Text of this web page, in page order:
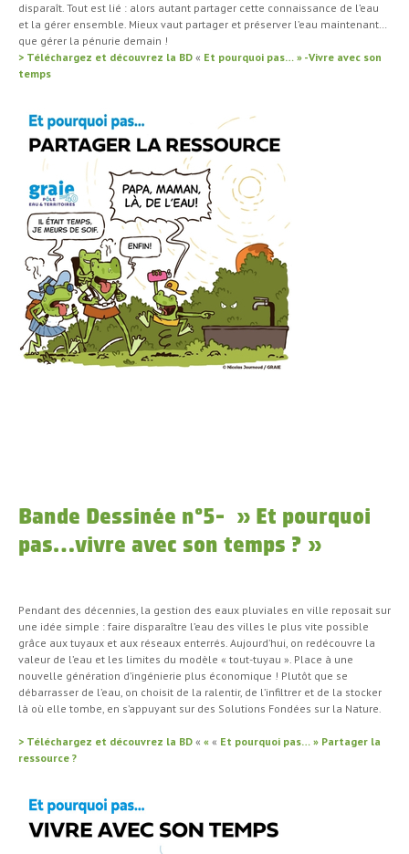
disparaît. Tout est lié : alors autant partager cette connaissance de l’eau
et la gérer ensemble. Mieux vaut partager et préserver l’eau maintenant…
que gérer la pénurie demain !
> Téléchargez et découvrez la BD « Et pourquoi pas… » -Vivre avec son
temps
Bande Dessinée n°5- » Et pourquoi
pas…vivre avec son temps ? »
Pendant des décennies, la gestion des eaux pluviales en ville reposait sur
une idée simple : faire disparaître l’eau des villes le plus vite possible
grâce aux tuyaux et aux réseaux enterrés. Aujourd’hui, on redécouvre la
valeur de l’eau et les limites du modèle « tout-tuyau ». Place à une
nouvelle génération d’ingénierie plus économique ! Plutôt que se
débarrasser de l’eau, on choisit de la ralentir, de l’infiltrer et de la stocker
là où elle tombe, en s’appuyant sur des Solutions Fondées sur la Nature.
> Téléchargez et découvrez la BD « « « Et pourquoi pas… » Partager la
ressource ?